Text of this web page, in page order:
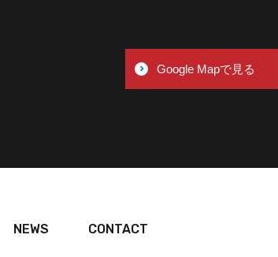
Google Mapで見る
NEWS CONTACT